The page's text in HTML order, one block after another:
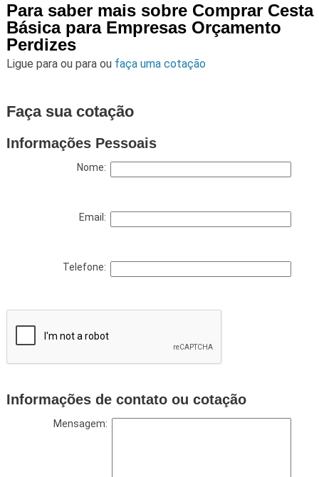
Para saber mais sobre Comprar Cesta
Básica para Empresas Orçamento
Perdizes
Ligue para ou para ou faça uma cotação
Faça sua cotação
Informações Pessoais
Nome:
Email:
Telefone:
Informações de contato ou cotação
Mensagem: